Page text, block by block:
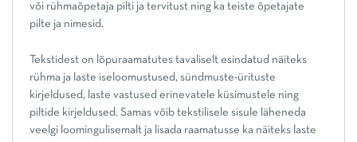
või rühmaõpetaja pilti ja tervitust ning ka teiste õpetajate
pilte ja nimesid.
Tekstidest on lõpuraamatutes tavaliselt esindatud näiteks
rühma ja laste iseloomustused, sündmuste-ürituste
kirjeldused, laste vastused erinevatele küsimustele ning
piltide kirjeldused. Samas võib tekstilisele sisule läheneda
veelgi loomingulisemalt ja lisada raamatusse ka näiteks laste